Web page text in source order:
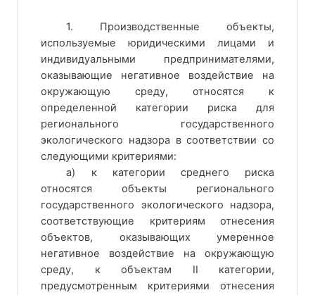
1. Производственные объекты,
используемые юридическими лицами и
индивидуальными предпринимателями,
оказывающие негативное воздействие на
окружающую среду, относятся к
определенной категории риска для
регионального государственного
экологического надзора в соответствии со
следующими критериями:
а) к категории среднего риска
относятся объекты регионального
государственного экологического надзора,
соответствующие критериям отнесения
объектов, оказывающих умеренное
негативное воздействие на окружающую
среду, к объектам II категории,
предусмотренным критериями отнесения